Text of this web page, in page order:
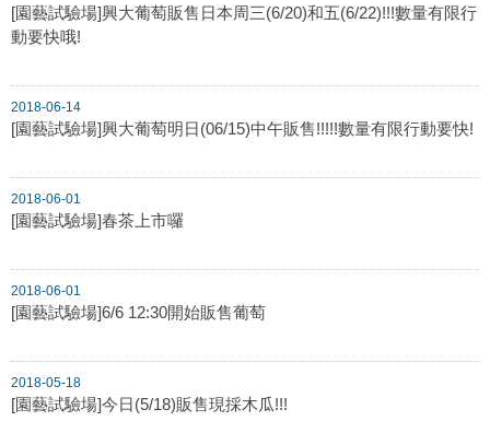
[園藝試驗場]興大葡萄販售日本周三(6/20)和五(6/22)!!!數量有限行
動要快哦!
2018-06-14
[園藝試驗場]興大葡萄明日(06/15)中午販售!!!!!數量有限行動要快!
2018-06-01
[園藝試驗場]春茶上市囉
2018-06-01
[園藝試驗場]6/6 12:30開始販售葡萄
2018-05-18
[園藝試驗場]今日(5/18)販售現採木瓜!!!